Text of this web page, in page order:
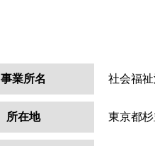
事業所名 社会福
所在地 東京都